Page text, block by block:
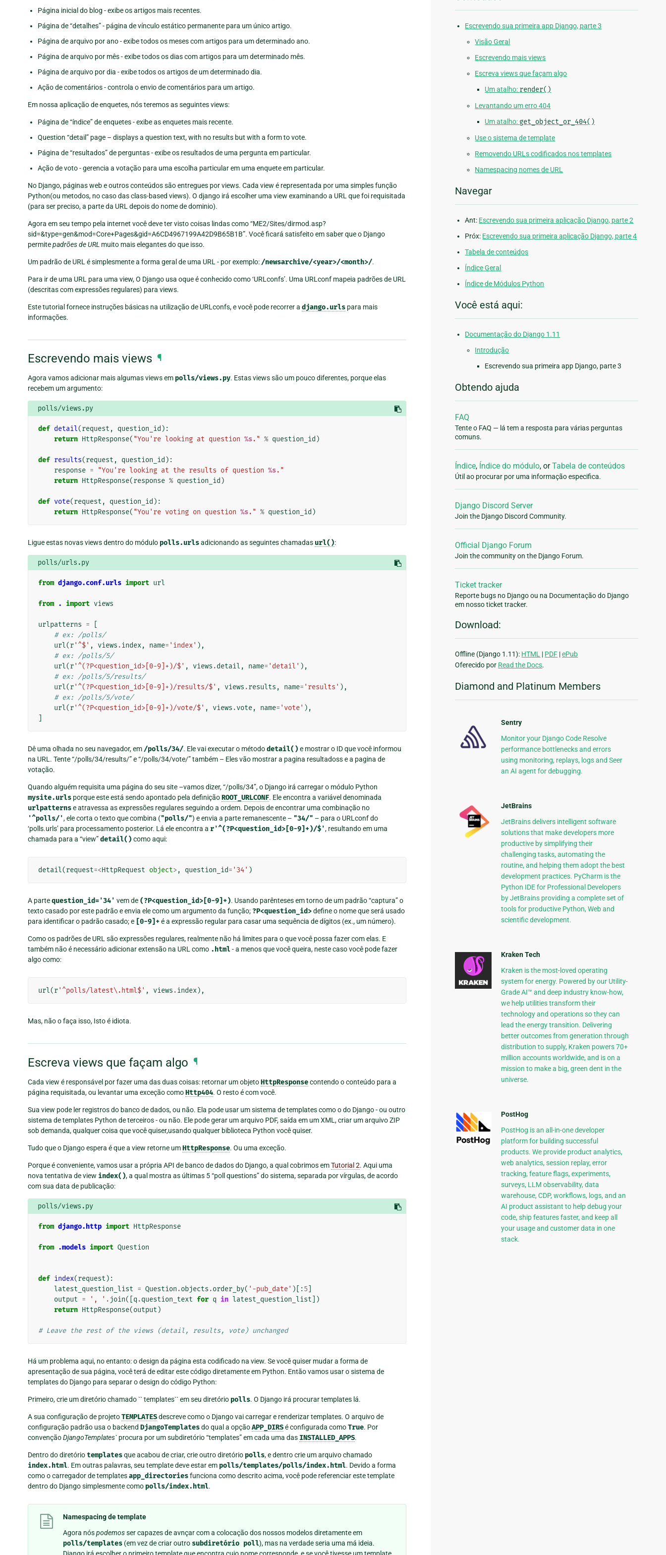
Página inicial do blog - exibe os artigos mais recentes.
Página de “detalhes” - página de vínculo estático permanente para um único artigo.
Página de arquivo por ano - exibe todos os meses com artigos para um determinado ano.
Página de arquivo por mês - exibe todos os dias com artigos para um determinado mês.
Página de arquivo por dia - exibe todos os artigos de um determinado dia.
Ação de comentários - controla o envio de comentários para um artigo.
Em nossa aplicação de enquetes, nós teremos as seguintes views:
Página de “índice” de enquetes - exibe as enquetes mais recente.
Question “detail” page – displays a question text, with no results but with a form to vote.
Página de “resultados” de perguntas - exibe os resultados de uma pergunta em particular.
Ação de voto - gerencia a votação para uma escolha particular em uma enquete em particular.
No Django, páginas web e outros conteúdos são entregues por views. Cada view é representada por uma simples função
Python(ou metodos, no caso das class-based views). O django irá escolher uma view examinando a URL que foi requisitada
(para ser preciso, a parte da URL depois do nome de dominio).
Agora em seu tempo pela internet você deve ter visto coisas lindas como “ME2/Sites/dirmod.asp?
sid=&type=gen&mod=Core+Pages&gid=A6CD4967199A42D9B65B1B”. Você ficará satisfeito em saber que o Django
permitepadrões de URL muito mais elegantes do que isso.
Um padrão de URL é simplesmente a forma geral de uma URL - por exemplo: /newsarchive/<year>/<month>/.
Para ir de uma URL para uma view, O Django usa oque é conhecido como ‘URLconfs’. Uma URLconf mapeia padrões de URL
(descritas com expressões regulares) para views.
Este tutorial fornece instruções básicas na utilização de URLconfs, e você pode recorrer a django.urls para mais
informações.
Escrevendo mais views ¶
Agora vamos adicionar mais algumas views em polls/views.py. Estas views são um pouco diferentes, porque elas
recebem um argumento:
polls/views.py
def detail(request , question_id ):
return HttpResponse( "You're looking at question %s." % question_id )
def results(request , question_id ):
response = "You're looking at the results of question %s."
return HttpResponse(response % question_id )
def vote(request , question_id ):
return HttpResponse( "You're voting on question %s." % question_id )
Ligue estas novas views dentro do módulo polls.urlsadicionando as seguintes chamadas url():
polls/urls.py
from django.conf.urls import url
from . import views
urlpatterns =
# ex: /polls/
url(r'^$' , views .index, name= 'index' ),
# ex: /polls/5/
url(r'^(?P<question_id>[0-9]+)/$' , views .detail , name= 'detail' ),
# ex: /polls/5/results/
url(r'^(?P<question_id>[0-9]+)/results/$' , views .results , name= 'results' ),
# ex: /polls/5/vote/
url(r'^(?P<question_id>[0-9]+)/vote/$' , views .vote, name= 'vote' ),
Dê uma olhada no seu navegador, em /polls/34/. Ele vai executar o métododetail() e mostrar o ID que você informou
na URL. Tente “/polls/34/results/” e “/polls/34/vote/” também – Eles vão mostrar a pagina resultadoss e a pagina de
votação.
Quando alguém requisita uma página do seu site –vamos dizer, “/polls/34”, o Django irá carregar o módulo Python
mysite.urls porque este está sendo apontado pela definiçãoROOT_URLCONF. Ele encontra a variável denominada
urlpatternse atravessa as expressões regulares seguindo a ordem. Depois de encontrar uma combinação no
'^polls/', ele corta o texto que combina ("polls/") e envia a parte remanescente – "34/" – para o URLconf do
‘polls.urls’ para processamento posterior. Lá ele encontra a r'^(?P<question_id>[0-9]+)/$', resultando em uma
chamada para a “view”detail() como aqui:
detail(request=<HttpRequest object>, question_id= '34' )
A partequestion_id='34' vem de (?P<question_id>[0-9]+). Usando parênteses em torno de um padrão “captura” o
texto casado por este padrão e envia ele como um argumento da função; ?P<question_id>define o nome que será usado
para identificar o padrão casado; e [0-9]+é a expressão regular para casar uma sequência de dígitos (ex., um número).
Como os padrões de URL são expressões regulares, realmente não há limites para o que você possa fazer com elas. E
também não é necessário adicionar extensão na URL como .html- a menos que você queira, neste caso você pode fazer
algo como:
url(r'^polls/latest\.html$' , views .index),
Mas, não o faça isso, Isto é idiota.
Escreva views que façam algo ¶
Cada view é responsável por fazer uma das duas coisas: retornar um objetoHttpResponsecontendo o conteúdo para a
página requisitada, ou levantar uma exceção comoHttp404. O resto é com você.
Sua view pode ler registros do banco de dados, ou não. Ela pode usar um sistema de templates como o do Django - ou outro
sistema de templates Python de terceiros - ou não. Ele pode gerar um arquivo PDF, saída em um XML, criar um arquivo ZIP
sob demanda, qualquer coisa que você quiser,usando qualquer biblioteca Python você quiser.
Tudo que o Django espera é que a view retorne umHttpResponse. Ou uma exceção.
Porque é conveniente, vamos usar a própria API de banco de dados do Django, a qual cobrimos emTutorial 2. Aqui uma
nova tentativa de view index(), a qual mostra as últimas 5 “poll questions” do sistema, separada por vírgulas, de acordo
com sua data de publicação:
polls/views.py
from django.http import HttpResponse
from .models import Question
def index(request ):
latest_question_list = Question .objects .order_by( '-pub_date' )[:5
output = ', ' . join([ q .question_text for q in latest_question_list ])
return HttpResponse(output )
# Leave the rest of the views (detail, results, vote) unchanged
Há um problema aqui, no entanto: o design da página esta codificado na view. Se você quiser mudar a forma de
apresentação de sua página, você terá de editar este código diretamente em Python. Então vamos usar o sistema de
templates do Django para separar o design do código Python:
Primeiro, crie um diretório chamado `` templates`` em seu diretório polls. O Django irá procurar templates lá.
A sua configuração de projetoTEMPLATESdescreve como o Django vai carregar e renderizar templates. O arquivo de
configuração padrão usa o backend DjangoTemplatesdo qual a opçãoAPP_DIRSé configurada comoTrue. Por
convençãoDjangoTemplates` procura por um subdiretório “templates” em cada uma das INSTALLED_APPS.
Dentro do diretóriotemplatesque acabou de criar, crie outro diretório polls, e dentro crie um arquivo chamado
index.html. Em outras palavras, seu template deve estar em polls/templates/polls/index.html. Devido a forma
como o carregador de templatesapp_directoriesfunciona como descrito acima, você pode referenciar este template
dentro do Django simplesmente como polls/index.html.
Namespacing de template
Agora nóspodemosser capazes de avnçar com a colocação dos nossos modelos diretamente em
polls/templates (em vez de criar outro subdiretório poll), mas na verdade seria uma má ideia.
Escrevendo sua primeira app Django, parte 3
Visão Geral
Escrevendo mais views
Escreva views que façam algo
Um atalho: render()
Levantando um erro 404
Um atalho: get_object_or_404()
Use o sistema de template
Removendo URLs codificados nos templates
Namespacing nomes de URL
Navegar
Ant: Escrevendo sua primeira aplicação Django, parte 2
Próx: Escrevendo sua primeira aplicação Django, parte 4
Tabela de conteúdos
Índice Geral
Índice de Módulos Python
Você está aqui:
Documentação do Django 1.11
Introdução
Escrevendo sua primeira app Django, parte 3
Obtendo ajuda
FAQ
Tente o FAQ — lá tem a resposta para várias perguntas
comuns.
Índice, Índice do módulo, orTabela de conteúdos
Útil ao procurar por uma informação especifica.
Django Discord Server
Join the Django Discord Community.
Official Django Forum
Join the community on the Django Forum.
Ticket tracker
Reporte bugs no Django ou na Documentação do Django
em nosso ticket tracker.
Download:
Offline (Django 1.11): HTML | PDF |ePub
Oferecido por Read the Docs.
Diamond and Platinum Members
Sentry
Monitor your Django Code Resolve
performance bottlenecks and errors
using monitoring, replays, logs and Seer
an AI agent for debugging.
JetBrains
JetBrains delivers intelligent software
solutions that make developers more
productive by simplifying their
challenging tasks, automating the
routine, and helping them adopt the best
development practices. PyCharm is the
Python IDE for Professional Developers
by JetBrains providing a complete set of
tools for productive Python, Web and
scientific development.
Kraken Tech
Kraken is the most-loved operating
system for energy. Powered by our Utility-
Grade AI™ and deep industry know-how,
we help utilities transform their
technology and operations so they can
lead the energy transition. Delivering
better outcomes from generation through
distribution to supply, Kraken powers 70+
million accounts worldwide, and is on a
mission to make a big, green dent in the
universe.
PostHog
PostHog is an all-in-one developer
platform for building successful
products. We provide product analytics,
web analytics, session replay, error
tracking, feature flags, experiments,
surveys, LLM observability, data
warehouse, CDP, workflows, logs, and an
AI product assistant to help debug your
code, ship features faster, and keep all
your usage and customer data in one
stack.